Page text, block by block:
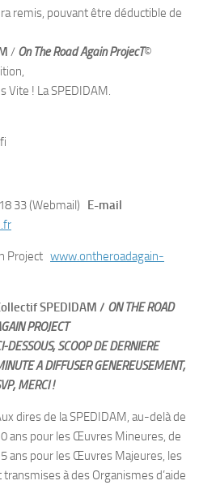
remis, pouvant être déductible de
/ On The Road Again ProjecT©
Vite ! La SPEDIDAM.
33 (Webmail) E-mail
Project www.ontheroadagain-
SPEDIDAM / ON THE ROAD
PROJECT
DESSOUS, SCOOP DE DERNIERE
A DIFFUSER GENEREUSEMENT,
MERCI !
dires de la SPEDIDAM, au-delà de
ans pour les Œuvres Mineures, de
ans pour les Œuvres Majeures, les
à des Organismes d’aide